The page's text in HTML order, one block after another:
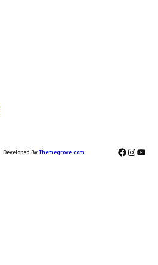
Developed ByThemegrove.com Facebook